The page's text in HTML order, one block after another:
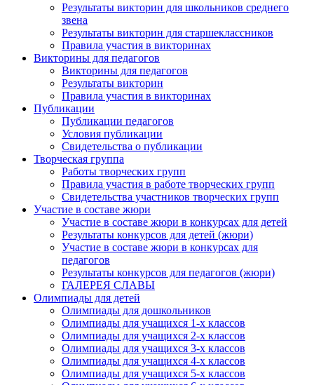
Результаты викторин для школьников среднего
звена
Результаты викторин для старшеклассников
Правила участия в викторинах
Викторины для педагогов
Викторины для педагогов
Результаты викторин
Правила участия в викторинах
Публикации
Публикации педагогов
Условия публикации
Свидетельства о публикации
Творческая группа
Работы творческих групп
Правила участия в работе творческих групп
Свидетельства участников творческих групп
Участие в составе жюри
Участие в составе жюри в конкурсах для детей
Результаты конкурсов для детей (жюри)
Участие в составе жюри в конкурсах для
педагогов
Результаты конкурсов для педагогов (жюри)
ГАЛЕРЕЯ СЛАВЫ
Олимпиады для детей
Олимпиады для дошкольников
Олимпиады для учащихся 1-х классов
Олимпиады для учащихся 2-х классов
Олимпиады для учащихся 3-х классов
Олимпиады для учащихся 4-х классов
Олимпиады для учащихся 5-х классов